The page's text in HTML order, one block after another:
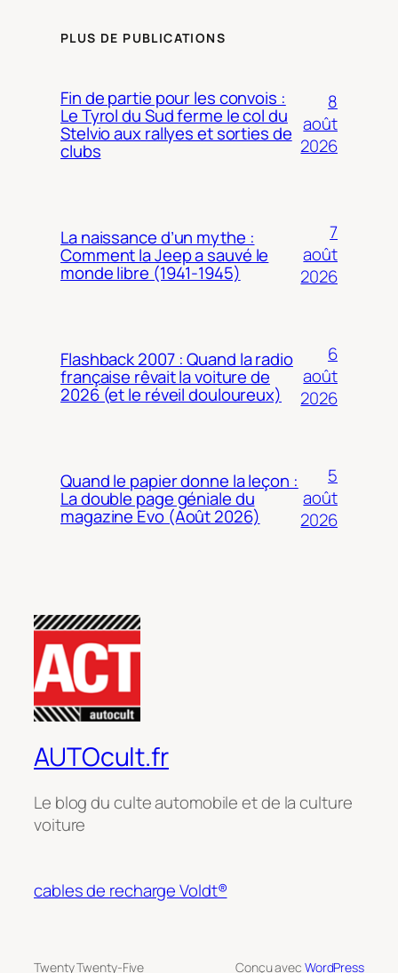
PLUS DE PUBLICATIONS
Fin de partie pour les convois :
Le Tyrol du Sud ferme le col du
Stelvio aux rallyes et sorties de
clubs
8
août
2026
La naissance d’un mythe :
Comment la Jeep a sauvé le
monde libre (1941-1945)
7
août
2026
Flashback 2007 : Quand la radio
française rêvait la voiture de
2026 (et le réveil douloureux)
6
août
2026
Quand le papier donne la leçon :
La double page géniale du
magazine Evo (Août 2026)
5
août
2026
AUTOcult.fr
Le blog du culte automobile et de la culture
voiture
cables de recharge Voldt®
Twenty Twenty-Five Conçu avec WordPress